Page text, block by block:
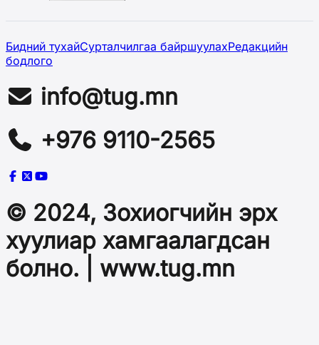
Бидний тухайСурталчилгаа байршуулахРедакцийн
бодлого
info@tug.mn
+976 9110-2565
© 2024, Зохиогчийн эрх
хуулиар хамгаалагдсан
болно. | www.tug.mn